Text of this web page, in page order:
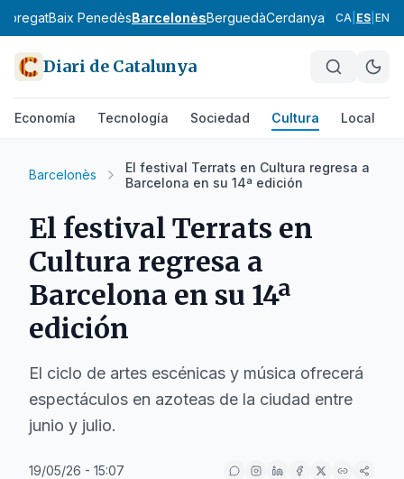
Baix PenedèsBarcelonèsBerguedàCerdanya Conca de
CA ES EN
Diari de Catalunya
Economía Tecnología Sociedad Cultura Local
Barcelonès
El festival Terrats en Cultura regresa a
Barcelona en su 14ª edición
El festival Terrats en
Cultura regresa a
Barcelona en su 14ª
edición
El ciclo de artes escénicas y música ofrecerá
espectáculos en azoteas de la ciudad entre
junio y julio.
19/05/26 - 15:07